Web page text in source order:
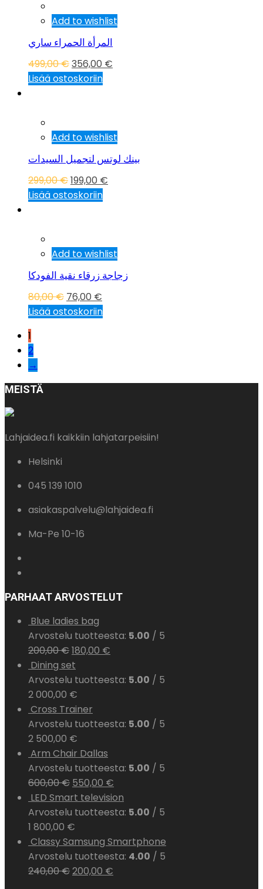
Add to wishlist
المرأة الحمراء ساري
499,00€356,00 €
Lisää ostoskoriin
Add to wishlist
بينك لوتس لتجميل السيدات
299,00€199,00 €
Lisää ostoskoriin
Add to wishlist
زجاجة زرقاء نقية الفودكا
80,00€ 76,00 €
Lisää ostoskoriin
1
2
→
MEISTÄ
Lahjaidea.fi kaikkiin lahjatarpeisiin!
Helsinki
045 139 1010
asiakaspalvelu@lahjaidea.fi
Ma-Pe 10-16
PARHAAT ARVOSTELUT
Blue ladies bag
Arvostelu tuotteesta: 5.00 / 5
200,00€180,00 €
Dining set
Arvostelu tuotteesta: 5.00 / 5
2 000,00 €
Cross Trainer
Arvostelu tuotteesta: 5.00 / 5
2 500,00 €
Arm Chair Dallas
Arvostelu tuotteesta: 5.00 / 5
600,00€ 550,00 €
LED Smart television
Arvostelu tuotteesta: 5.00 / 5
1 800,00 €
Classy Samsung Smartphone
Arvostelu tuotteesta: 4.00 / 5
240,00€200,00 €